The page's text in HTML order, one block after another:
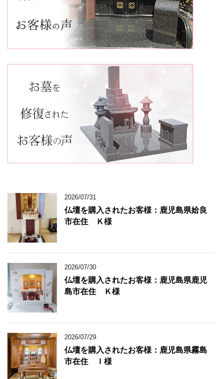
2026/07/31
仏壇を購入されたお客様：鹿児島県姶良
市在住 Ｋ様
2026/07/30
仏壇を購入されたお客様：鹿児島県鹿児
島市在住 Ｋ様
2026/07/29
仏壇を購入されたお客様：鹿児島県霧島
市在住 Ｉ様